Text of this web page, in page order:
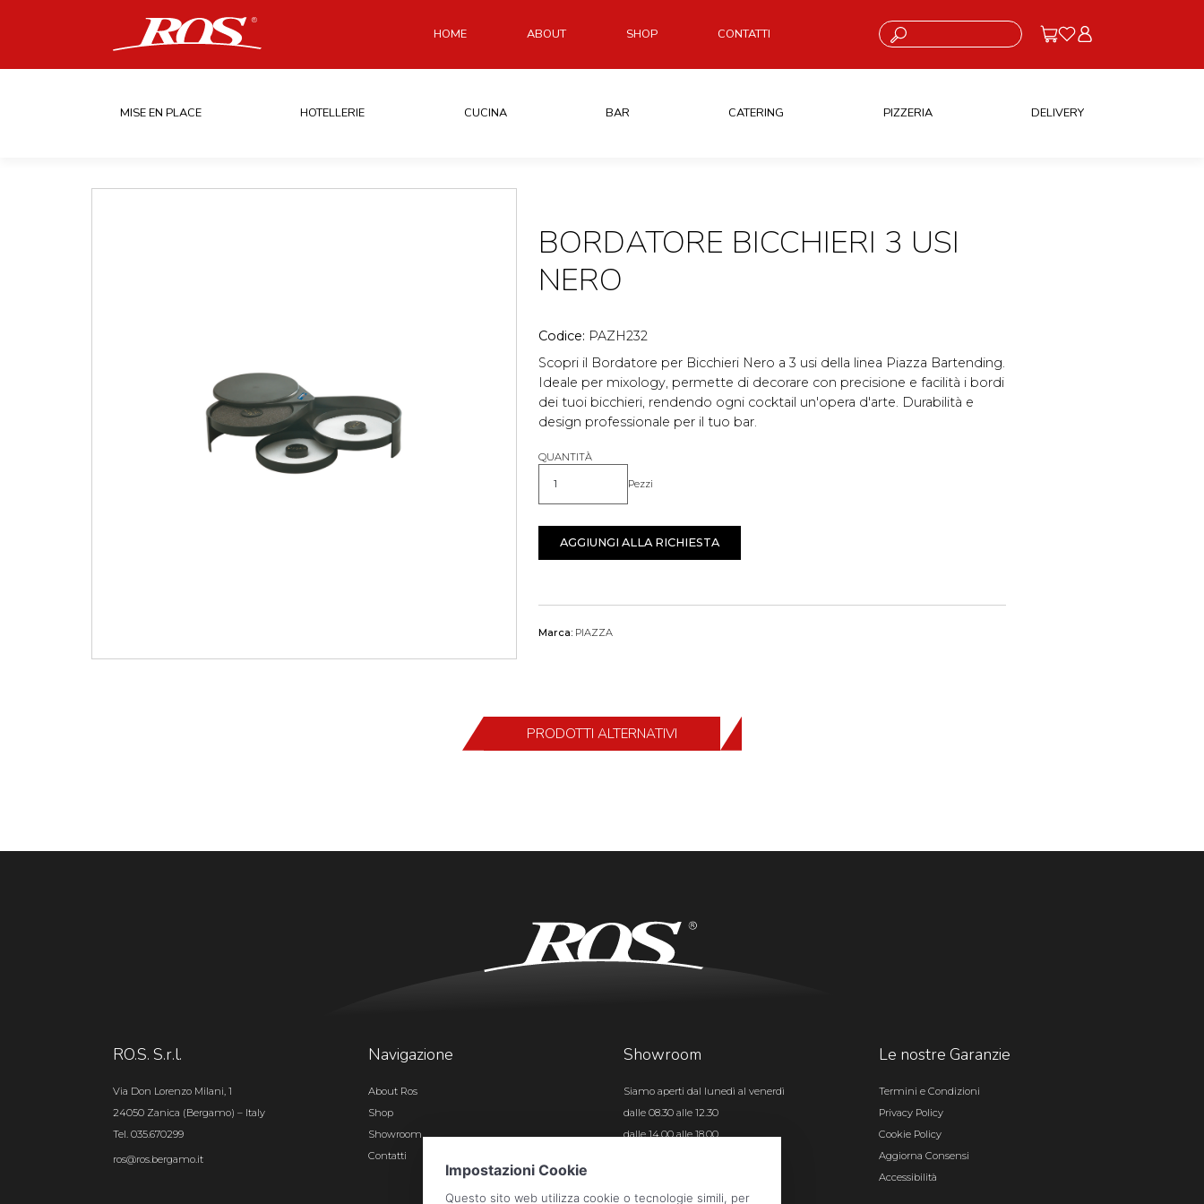
HOME ABOUT SHOP CONTATTI Cosa stai cercando?
MISE EN PLACE HOTELLERIE CUCINA BAR CATERING PIZZERIA DELIVERY
BORDATORE BICCHIERI 3 USI
NERO
Codice: PAZH232
Scopri il Bordatore per Bicchieri Nero a 3 usi della linea Piazza Bartending.
Ideale per mixology, permette di decorare con precisione e facilità i bordi
dei tuoi bicchieri, rendendo ogni cocktail un'opera d'arte. Durabilità e
design professionale per il tuo bar.
QUANTITÀ
Quantità Pezzi
AGGIUNGI ALLA RICHIESTA
Marca: PIAZZA
PRODOTTI ALTERNATIVI
RO.S. S.r.l.
Via Don Lorenzo Milani, 1
24050 Zanica (Bergamo) – Italy
Tel. 035.670299
ros@ros.bergamo.it
Navigazione
About Ros
Shop
Showroom
Contatti
Showroom
Siamo aperti dal lunedì al venerdì
dalle 08.30 alle 12.30
dalle 14.00 alle 18.00
Le nostre Garanzie
Termini e Condizioni
Privacy Policy
Cookie Policy
Aggiorna Consensi
Accessibilità